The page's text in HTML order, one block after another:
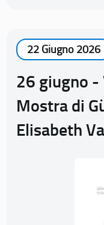
22 Giugno 2026
26 giugno -
Mostra di
Elisabeth